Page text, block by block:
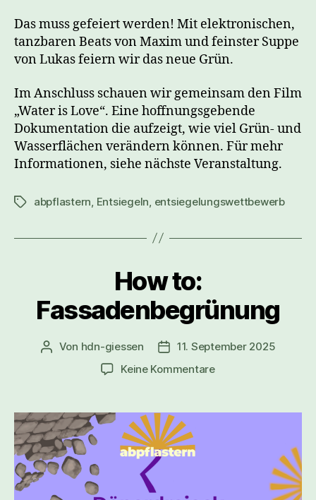
Das muss gefeiert werden! Mit elektronischen,
tanzbaren Beats von Maxim und feinster Suppe
von Lukas feiern wir das neue Grün.
Im Anschluss schauen wir gemeinsam den Film
„Water is Love“. Eine hoffnungsgebende
Dokumentation die aufzeigt, wie viel Grün- und
Wasserflächen verändern können. Für mehr
Informationen, siehe nächste Veranstaltung.
abpflastern, Entsiegeln, entsiegelungswettbewerb
How to:
Fassadenbegrünung
Von hdn-giessen
11. September 2025
Keine Kommentare